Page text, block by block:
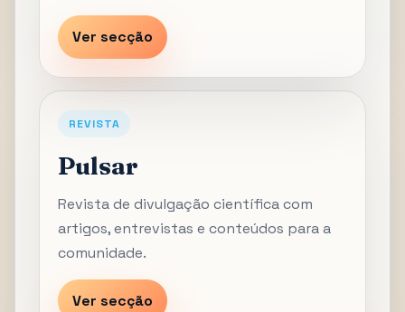
Ver secção
REVISTA
Pulsar
Revista de divulgação científica com
artigos, entrevistas e conteúdos para a
comunidade.
Ver secção